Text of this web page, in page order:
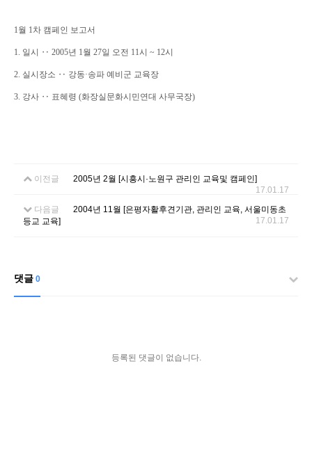
1월 1차 캠페인 보고서
1. 일시 ‥ 2005년 1월 27일 오전 11시 ~ 12시
2. 실시장소 ‥ 강동·송파 예비군 교육장
3. 강사 ‥ 표혜령 (화장실문화시민연대 사무국장)
이전글
2005년 2월 [시흥시·노원구 관리인 교육및 캠페인]
17.01.17
다음글
2004년 11월 [은평자활후견기관, 관리인 교육, 서울미동초
등교 교육]
17.01.17
댓글 0
등록된 댓글이 없습니다.